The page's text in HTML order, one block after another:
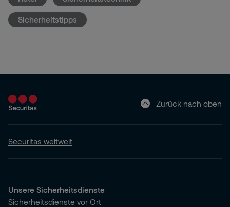
Sicherheitstipps
Zurück nach oben
Securitas weltweit
Unsere Sicherheitsdienste
Sicherheitsdienste vor Ort